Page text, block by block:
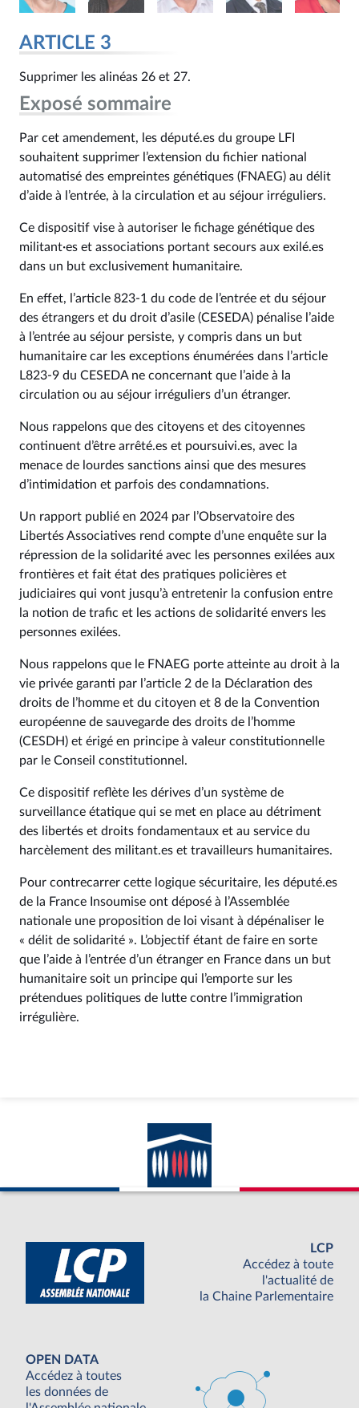
ARTICLE 3
Supprimer les alinéas 26 et 27.
Exposé sommaire
Par cet amendement, les député.es du groupe LFI
souhaitent supprimer l’extension du fichier national
automatisé des empreintes génétiques (FNAEG) au délit
d’aide à l’entrée, à la circulation et au séjour irréguliers.
Ce dispositif vise à autoriser le fichage génétique des
militant·es et associations portant secours aux exilé.es
dans un but exclusivement humanitaire.
En effet, l’article 823‑1 du code de l’entrée et du séjour
des étrangers et du droit d’asile (CESEDA) pénalise l’aide
à l’entrée au séjour persiste, y compris dans un but
humanitaire car les exceptions énumérées dans l’article
L823‑9 du CESEDA ne concernant que l’aide à la
circulation ou au séjour irréguliers d’un étranger.
Nous rappelons que des citoyens et des citoyennes
continuent d’être arrêté.es et poursuivi.es, avec la
menace de lourdes sanctions ainsi que des mesures
d’intimidation et parfois des condamnations.
Un rapport publié en 2024 par l’Observatoire des
Libertés Associatives rend compte d’une enquête sur la
répression de la solidarité avec les personnes exilées aux
frontières et fait état des pratiques policières et
judiciaires qui vont jusqu’à entretenir la confusion entre
la notion de trafic et les actions de solidarité envers les
personnes exilées.
Nous rappelons que le FNAEG porte atteinte au droit à la
vie privée garanti par l’article 2 de la Déclaration des
droits de l’homme et du citoyen et 8 de la Convention
européenne de sauvegarde des droits de l’homme
(CESDH) et érigé en principe à valeur constitutionnelle
par le Conseil constitutionnel.
Ce dispositif reflète les dérives d’un système de
surveillance étatique qui se met en place au détriment
des libertés et droits fondamentaux et au service du
harcèlement des militant.es et travailleurs humanitaires.
Pour contrecarrer cette logique sécuritaire, les député.es
de la France Insoumise ont déposé à l’Assemblée
nationale une proposition de loi visant à dépénaliser le
« délit de solidarité ». L’objectif étant de faire en sorte
que l’aide à l’entrée d’un étranger en France dans un but
humanitaire soit un principe qui l’emporte sur les
prétendues politiques de lutte contre l’immigration
irrégulière.
LCP
Accédez à toute
l'actualité de
la Chaine Parlementaire
OPEN DATA
Accédez à toutes
les données de